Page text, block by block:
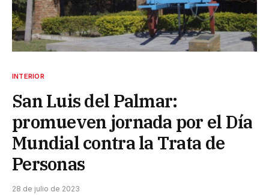
INTERIOR
San Luis del Palmar:
promueven jornada por el Día
Mundial contra la Trata de
Personas
28 de julio de 2023